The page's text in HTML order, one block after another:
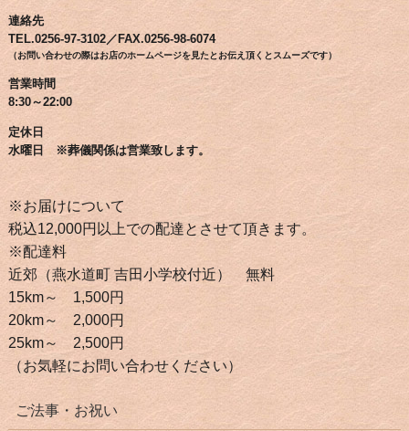
連絡先
TEL.0256-97-3102／FAX.0256-98-6074
（お問い合わせの際はお店のホームページを見たとお伝え頂くとスムーズです）
営業時間
8:30～22:00
定休日
水曜日 ※葬儀関係は営業致します。
※お届けについて
税込12,000円以上での配達とさせて頂きます。
※配達料
近郊（燕水道町 吉田小学校付近） 無料
15km～ 1,500円
20km～ 2,000円
25km～ 2,500円
（お気軽にお問い合わせください）
ご法事・お祝い